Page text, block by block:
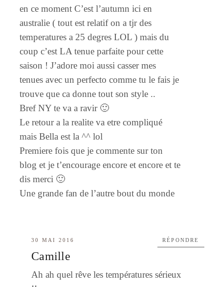
en ce moment C’est l’autumn ici en
australie ( tout est relatif on a tjr des
temperatures a 25 degres LOL ) mais du
coup c’est LA tenue parfaite pour cette
saison ! J’adore moi aussi casser mes
tenues avec un perfecto comme tu le fais je
trouve que ca donne tout son style ..
Bref NY te va a ravir 🙂
Le retour a la realite va etre compliqué
mais Bella est la ^^ lol
Premiere fois que je commente sur ton
blog et je t’encourage encore et encore et te
dis merci 🙂
Une grande fan de l’autre bout du monde
30 MAI 2016
Camille
Ah ah quel rêve les températures sérieux
RÉPONDRE